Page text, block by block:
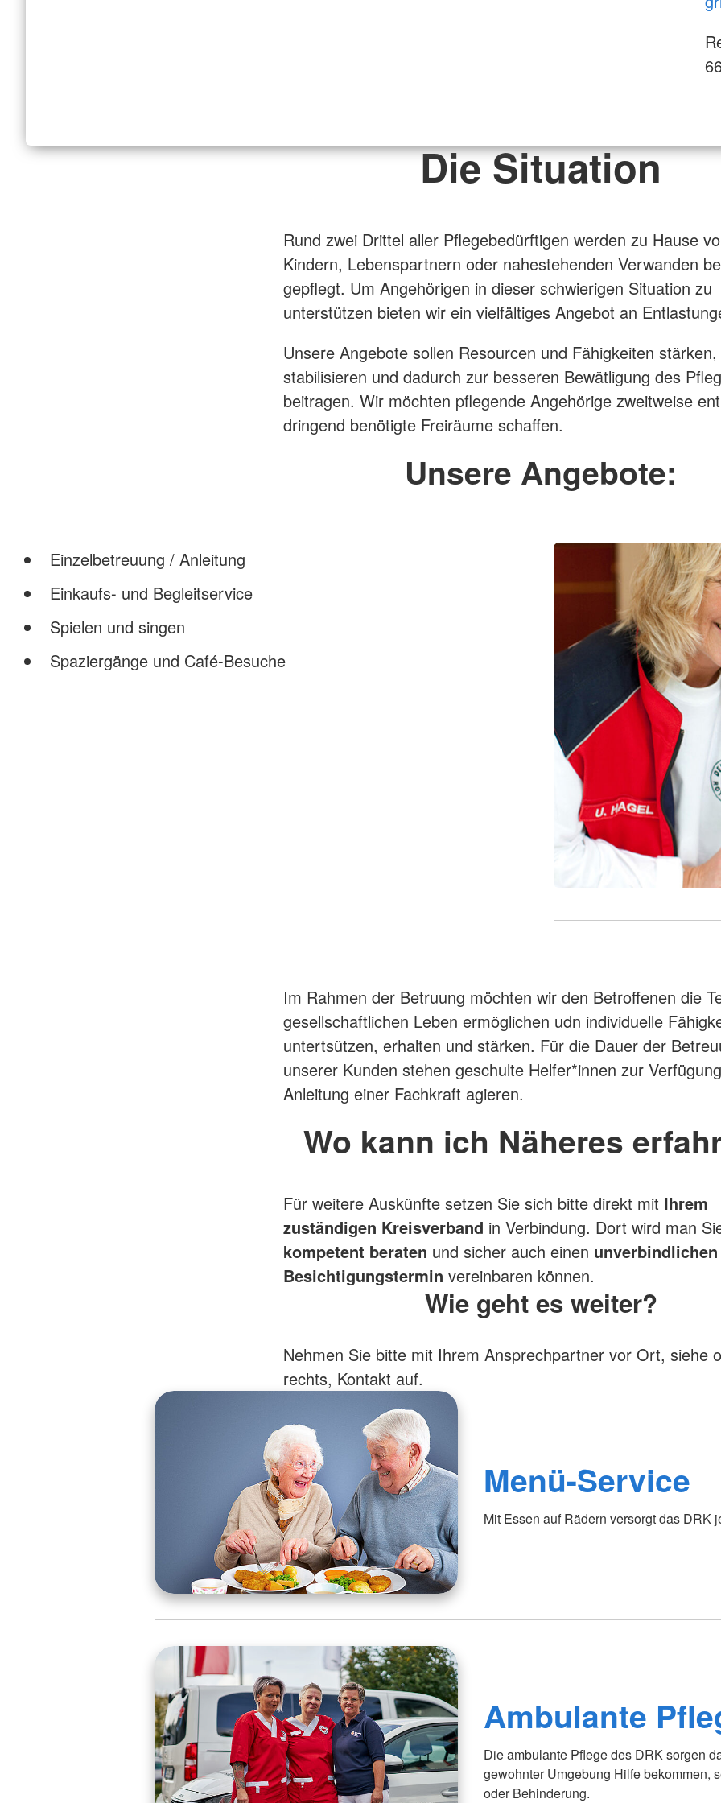
Die Situation
Rund zwei Drittel aller Pflegebedürftigen werden zu Hause
Kindern, Lebenspartnern oder nahestehenden Verwanden
gepflegt. Um Angehörigen in dieser schwierigen Situation zu
unterstützen bieten wir ein vielfältiges Angebot an
Unsere Angebote sollen Resourcen und Fähigkeiten stärken,
stabilisieren und dadurch zur besseren Bewätligung des
beitragen. Wir möchten pflegende Angehörige zweitweise
dringend benötigte Freiräume schaffen.
Unsere Angebote:
Einzelbetreuung / Anleitung
Einkaufs- und Begleitservice
Spielen und singen
Spaziergänge und Café-Besuche
Im Rahmen der Betruung möchten wir den Betroffenen die
gesellschaftlichen Leben ermöglichen udn individuelle
untertsützen, erhalten und stärken. Für die Dauer der
unserer Kunden stehen geschulte Helfer*innen zur
Anleitung einer Fachkraft agieren.
Wo kann ich Näheres
Für weitere Auskünfte setzen Sie sich bitte direkt mit Ihrem
zuständigen Kreisverband in Verbindung. Dort wird man
kompetent beraten und sicher auch einen unverbindlichen
Besichtigungstermin vereinbaren können.
Wie geht es weiter?
Nehmen Sie bitte mit Ihrem Ansprechpartner vor Ort, siehe
rechts, Kontakt auf.
Menü-Service
Mit Essen auf Rädern versorgt das DRK
Ambulante
Die ambulante Pflege des DRK sorgen
gewohnter Umgebung Hilfe bekommen,
oder Behinderung.